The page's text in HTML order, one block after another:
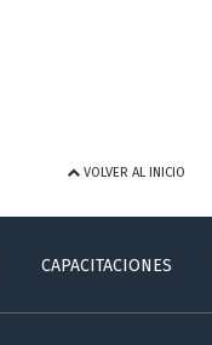
VOLVER AL INICIO
CAPACITACIONES